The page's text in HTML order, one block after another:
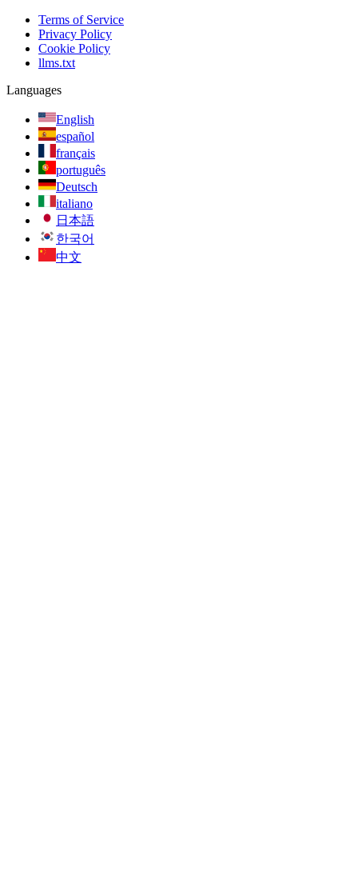
Terms of Service
Privacy Policy
Cookie Policy
llms.txt
Languages
English
español
français
português
Deutsch
italiano
日本語
한국어
中文